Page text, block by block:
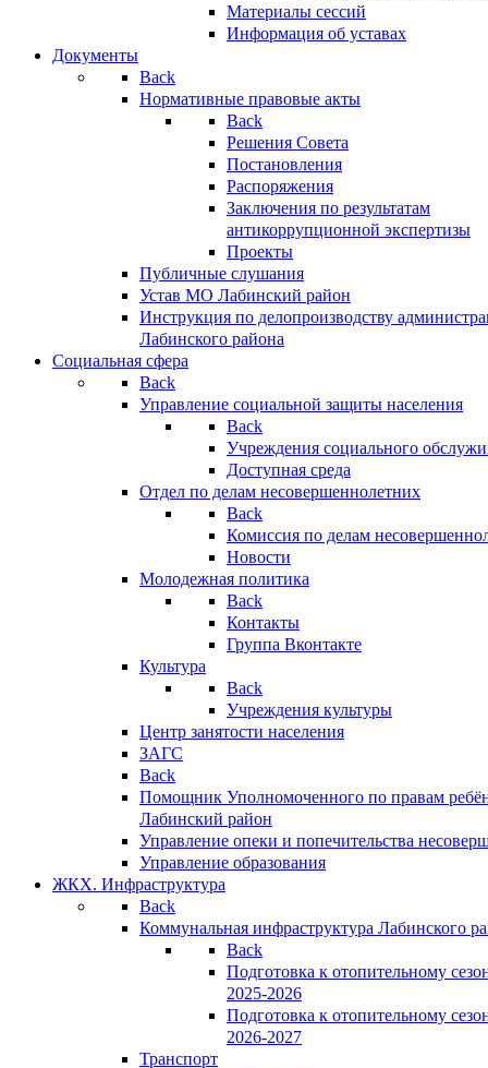
Материалы сессий
Информация об уставах
Документы
Back
Нормативные правовые акты
Back
Решения Совета
Постановления
Распоряжения
Заключения по результатам
антикоррупционной экспертизы
Проекты
Публичные слушания
Устав МО Лабинский район
Инструкция по делопроизводству
Лабинского района
Социальная сфера
Back
Управление социальной защиты населения
Back
Учреждения социального
Доступная среда
Отдел по делам несовершеннолетних
Back
Комиссия по делам
Новости
Молодежная политика
Back
Контакты
Группа Вконтакте
Культура
Back
Учреждения культуры
Центр занятости населения
ЗАГС
Back
Помощник Уполномоченного по правам
Лабинский район
Управление опеки и попечительства
Управление образования
ЖКХ. Инфраструктура
Back
Коммунальная инфраструктура Лабинского
Back
Подготовка к отопительному
2025-2026
Подготовка к отопительному
2026-2027
Транспорт